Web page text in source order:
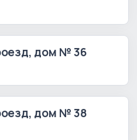
дом № 36
дом № 38